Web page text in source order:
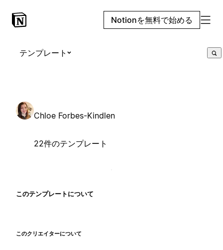
Notionを無料で始める
テンプレート
Chloe Forbes-Kindlen
22件のテンプレート
このテンプレートについて
このクリエイターについて